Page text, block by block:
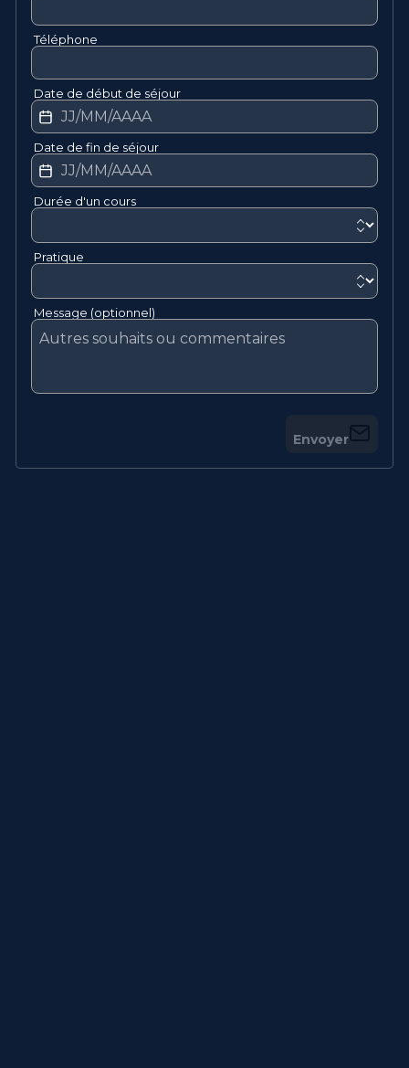
Téléphone
Date de début de séjour
Date de fin de séjour
Durée d'un cours
Pratique
Message (optionnel)
Envoyer